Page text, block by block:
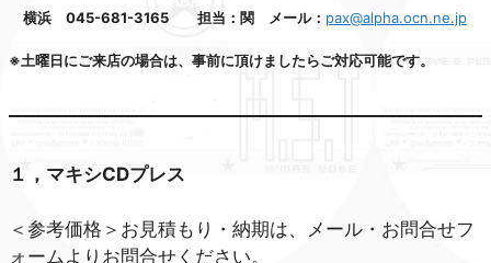
横浜 045-681-3165 担当：関 メール： pax@alpha.ocn.ne.jp
※土曜日にご来店の場合は、事前に頂けましたらご対応可能です。
１，マキシCDプレス
＜参考価格＞お見積もり・納期は、メール・お問合せフ
ォームよりお問合せください。